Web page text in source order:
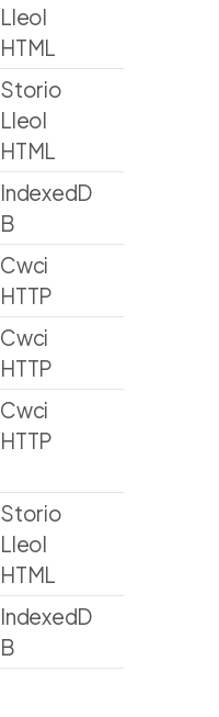
Lleol
HTML
Storio
Lleol
HTML
IndexedD
B
Cwci
HTTP
Cwci
HTTP
Cwci
HTTP
Storio
Lleol
HTML
IndexedD
B